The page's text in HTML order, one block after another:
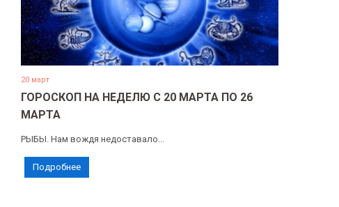
20 март
ГОРОСКОП НА НЕДЕЛЮ С 20 МАРТА ПО 26
МАРТА
РЫБЫ. Нам вождя недоставало...
Подробнее